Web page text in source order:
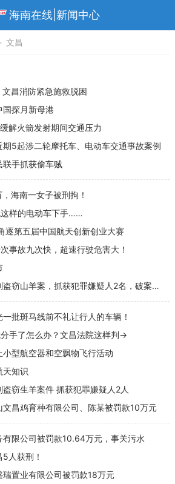
海南在线|新闻中心
房产
美食
活动
周末去哪儿
文昌
昌消防紧急施救脱困
国探月新母港
解火箭发射期间交通压力
5起涉二轮摩托车、电动车交通事故案例
联手抓获偷车贼
海南一女子被刑拘！
这样的电动车下手……
逐第五届中国航天创新创业大赛
事故九次快，超速行驶危害大！
文昌警方成功侦破系列盗窃山羊案，抓获犯罪嫌疑人2名，破案7起
批斑马线前不礼让行人的车辆！
分手了怎么办？文昌法院这样判→
型航空器和空飘物飞行活动
天知识
窃生羊案件 抓获犯罪嫌疑人2人
昌鸡育种有限公司、陈某被罚款10万元
限公司被罚款10.64万元，事关污水
人获刑！
置业有限公司被罚款18万元